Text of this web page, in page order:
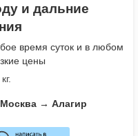
и дальние
время суток и в любом
цены
Москва → Алагир